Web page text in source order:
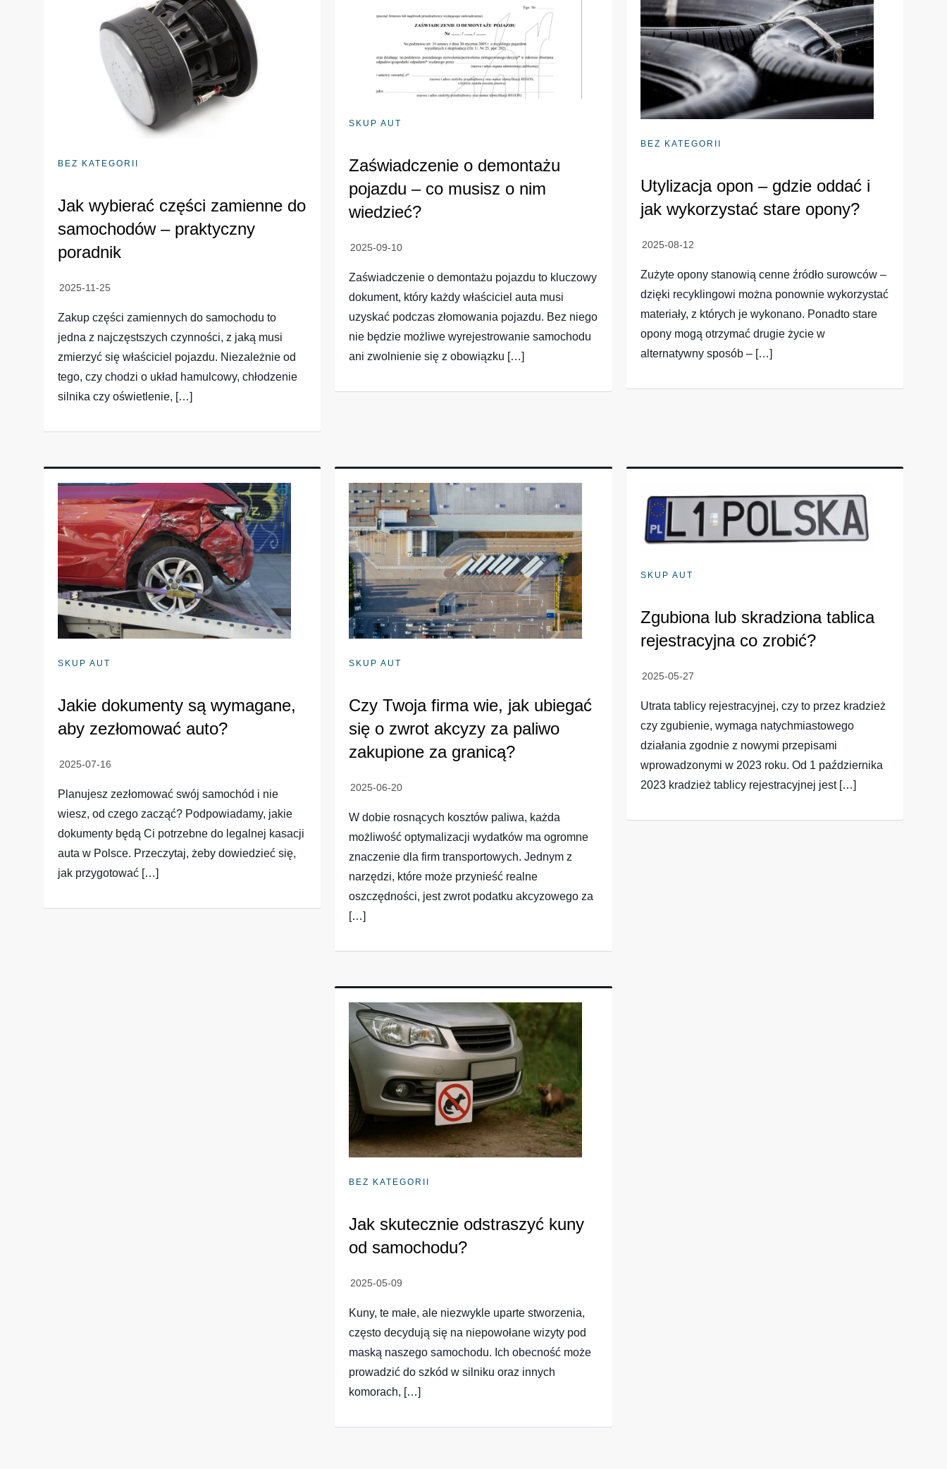
BEZ KATEGORII
Jak wybierać części zamienne do
samochodów – praktyczny
poradnik
Zakup części zamiennych do samochodu to
jedna z najczęstszych czynności, z jaką musi
zmierzyć się właściciel pojazdu. Niezależnie od
tego, czy chodzi o układ hamulcowy, chłodzenie
silnika czy oświetlenie, […]
SKUP AUT
Zaświadczenie o demontażu
pojazdu – co musisz o nim
wiedzieć?
Zaświadczenie o demontażu pojazdu to kluczowy
dokument, który każdy właściciel auta musi
uzyskać podczas złomowania pojazdu. Bez niego
nie będzie możliwe wyrejestrowanie samochodu
ani zwolnienie się z obowiązku […]
BEZ KATEGORII
Utylizacja opon – gdzie oddać i
jak wykorzystać stare opony?
Zużyte opony stanowią cenne źródło surowców –
dzięki recyklingowi można ponownie wykorzystać
materiały, z których je wykonano. Ponadto stare
opony mogą otrzymać drugie życie w
alternatywny sposób – […]
SKUP AUT
Jakie dokumenty są wymagane,
aby zezłomować auto?
Planujesz zezłomować swój samochód i nie
wiesz, od czego zacząć? Podpowiadamy, jakie
dokumenty będą Ci potrzebne do legalnej kasacji
auta w Polsce. Przeczytaj, żeby dowiedzieć się,
jak przygotować […]
SKUP AUT
Czy Twoja firma wie, jak ubiegać
się o zwrot akcyzy za paliwo
zakupione za granicą?
W dobie rosnących kosztów paliwa, każda
możliwość optymalizacji wydatków ma ogromne
znaczenie dla firm transportowych. Jednym z
narzędzi, które może przynieść realne
oszczędności, jest zwrot podatku akcyzowego za
[…]
SKUP AUT
Zgubiona lub skradziona tablica
rejestracyjna co zrobić?
Utrata tablicy rejestracyjnej, czy to przez kradzież
czy zgubienie, wymaga natychmiastowego
działania zgodnie z nowymi przepisami
wprowadzonymi w 2023 roku. Od 1 października
2023 kradzież tablicy rejestracyjnej jest […]
BEZ KATEGORII
Jak skutecznie odstraszyć kuny
od samochodu?
Kuny, te małe, ale niezwykle uparte stworzenia,
często decydują się na niepowołane wizyty pod
maską naszego samochodu. Ich obecność może
prowadzić do szkód w silniku oraz innych
komorach, […]